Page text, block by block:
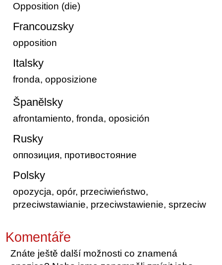
Opposition (die)
Francouzsky
opposition
Italsky
fronda, opposizione
Španělsky
afrontamiento, fronda, oposición
Rusky
оппозиция, противостояние
Polsky
opozycja, opór, przeciwieństwo,
przeciwstawianie, przeciwstawienie, sprzeciw
Komentáře
Znáte ještě další možnosti co znamená